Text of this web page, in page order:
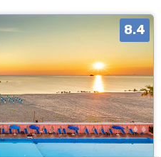
8.4